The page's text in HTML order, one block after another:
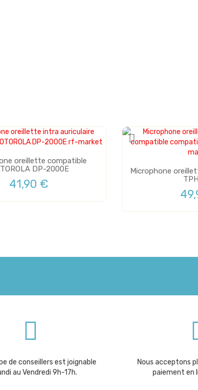
oreillette compatible
DP-2000E
41,90 €
Microphone
de conseillers est joignable
au Vendredi 9h-17h.
Nous acceptons
paiement en